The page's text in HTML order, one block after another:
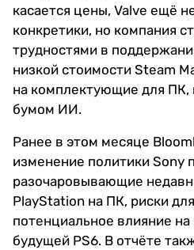
касается цены, Valve ещё
конкретики, но компания
трудностями в
низкой стоимости Steam
на комплектующие для ПК,
бумом ИИ.
Ранее в этом месяце
изменение политики Sony
разочаровывающие
PlayStation на ПК, риски
потенциальное влияние
будущей PS6. В отчёте